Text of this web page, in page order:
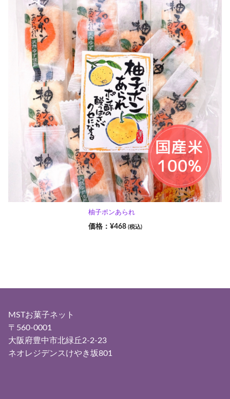
柚子ポンあられ
¥468 (税込)
MSTお菓子ネット
〒560-0001
大阪府豊中市北緑丘2-2-23
ネオレジデンスけやき坂801